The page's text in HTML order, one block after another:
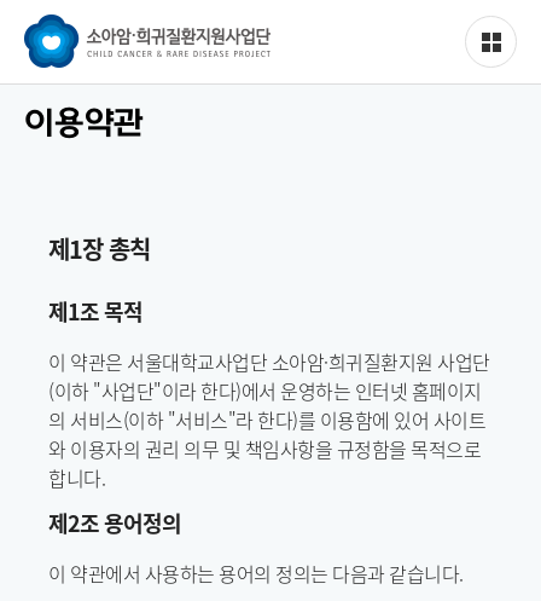
이용약관
제1장 총칙
제1조 목적
이 약관은 서울대학교사업단 소아암·희귀질환지원 사업단
(이하 "사업단"이라 한다)에서 운영하는 인터넷 홈페이지
의 서비스(이하 "서비스"라 한다)를 이용함에 있어 사이트
와 이용자의 권리 의무 및 책임사항을 규정함을 목적으로
합니다.
제2조 용어정의
이 약관에서 사용하는 용어의 정의는 다음과 같습니다.